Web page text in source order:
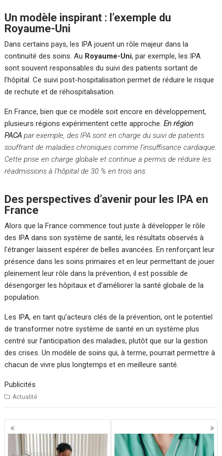
Un modèle inspirant : l’exemple du
Royaume-Uni
Dans certains pays, les IPA jouent un rôle majeur dans la
continuité des soins. Au Royaume-Uni, par exemple, les IPA
sont souvent responsables du suivi des patients sortant de
l’hôpital. Ce suivi post-hospitalisation permet de réduire le risque
de rechute et de réhospitalisation.
En France, bien que ce modèle soit encore en développement,
plusieurs régions expérimentent cette approche.En région
PACA par exemple, des IPA sont en charge du suivi de patients
souffrant de maladies chroniques comme l’insuffisance cardiaque.
Cette prise en charge globale et continue a permis de réduire les
réadmissions à l’hôpital de 30 % en trois ans.
Des perspectives d’avenir pour les IPA en
France
Alors que la France commence tout juste à développer le rôle
des IPA dans son système de santé, les résultats observés à
l’étranger laissent espérer de belles avancées. En renforçant leur
présence dans les soins primaires et en leur permettant de jouer
pleinement leur rôle dans la prévention, il est possible de
désengorger les hôpitaux et d’améliorer la santé globale de la
population.
Les IPA, en tant qu’acteurs clés de la prévention, ont le potentiel
de transformer notre système de santé en un système plus
centré sur l’anticipation des maladies, plutôt que sur la gestion
des crises. Un modèle de soins qui, à terme, pourrait permettre à
chacun de vivre plus longtemps et en meilleure santé.
Publicités
Actualité
Navigation
des
articles